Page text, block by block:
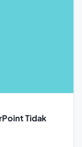
Tidak